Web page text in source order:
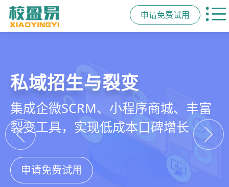
申请免费试用
教培行业CRM
以学员为中心，打通从引流、转化、
教学到复购转介绍的全生命周期增长
引擎
申请免费试用
智能销售漏斗
线索自动分配、标准化跟单、试听转
化分析，打造高绩效招生团队
申请免费试用
精细化客户运营
360°学员画像、自动化服务流程、智
能续费预警，深度挖掘学员长期价值
申请免费试用
私域招生与裂变
集成企微SCRM、小程序商城、丰富
裂变工具，实现低成本口碑增长
申请免费试用